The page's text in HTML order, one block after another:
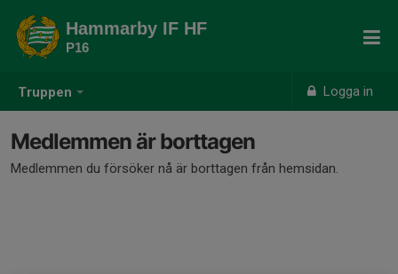
Truppen Logga in
Hammarby IF HF
P16
Medlemmen är borttagen
Medlemmen du försöker nå är borttagen från hemsidan.